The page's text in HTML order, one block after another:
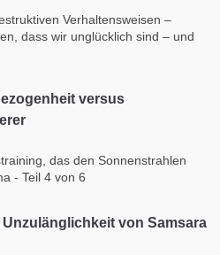
Verhaltensweisen –
dass wir unglücklich sind – und
versus
das den Sonnenstrahlen
- Teil 4 von 6
von Samsara